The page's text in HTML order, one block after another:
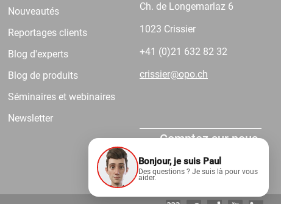
Nouveautés
Reportages clients
Blog d'experts
Blog de produits
Séminaires et webinaires
Newsletter
Ch. de Longemarlaz 6
1023 Crissier
+41 (0)21 632 82 32
crissier@opo.ch
Comptez sur nous.
Bonjour, je suis Paul
Des questions ? Je suis là pour vous
aider.